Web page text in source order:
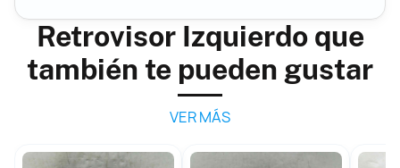
Retrovisor Izquierdo que
también te pueden gustar
VER MÁS